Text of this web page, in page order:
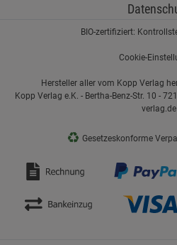
BIO-zertifiziert:
Cookie-
Hersteller aller vom Kopp Verlag
Kopp Verlag e.K. - Bertha-Benz-Str. 10 -
verlag.de
♻ Gesetzeskonforme